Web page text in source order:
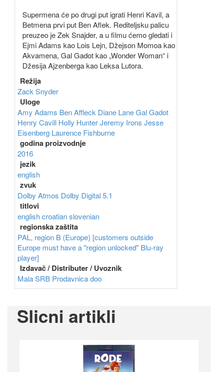
Supermena će po drugi put igrati Henri Kavil, a
Betmena prvi put Ben Aflek. Rediteljsku palicu
preuzeo je Zek Snajder, a u filmu ćemo gledati i
Ejmi Adams kao Lois Lejn, Džejson Momoa kao
Akvamena, Gal Gadot kao „Wonder Woman“ i
Džesija Ajzenberga kao Leksa Lutora.
Režija
Zack Snyder
Uloge
Amy Adams Ben Affleck Diane LaneGal Gadot
Henry Cavill Holly HunterJeremy Irons Jesse
Eisenberg Laurence Fishburne
godina proizvodnje
2016
jezik
english
zvuk
Dolby Atmos Dolby Digital 5.1
titlovi
englishcroatianslovenian
regionska zaštita
PAL, region B (Europe) [customers outside
Europe must have a "region unlocked" Blu-ray
player]
Izdavač / Distributer / Uvoznik
Mala SRB Prodavnica doo
Slicni artikli